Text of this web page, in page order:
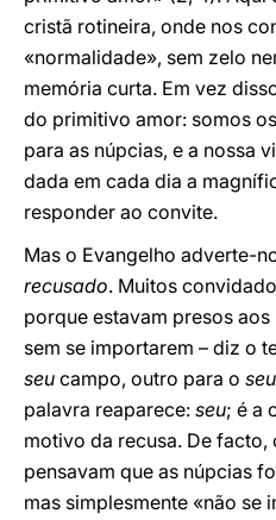
cristã rotineira, onde nos
«normalidade», sem zelo
memória curta. Em vez
do primitivo amor: somos
para as núpcias, e a nossa
dada em cada dia a
responder ao convite.
Mas o Evangelho adverte-
recusado. Muitos
porque estavam presos
sem se importarem – diz o
seu campo, outro para o seu
palavra reaparece: seu; é a
motivo da recusa. De facto,
pensavam que as núpcias
mas simplesmente «não se